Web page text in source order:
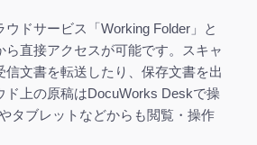
ドサービス「Working Folder」と
ら直接アクセスが可能です。スキャ
信文書を転送したり、保存文書を出
ド上の原稿はDocuWorks Deskで操
タブレットなどからも閲覧・操作